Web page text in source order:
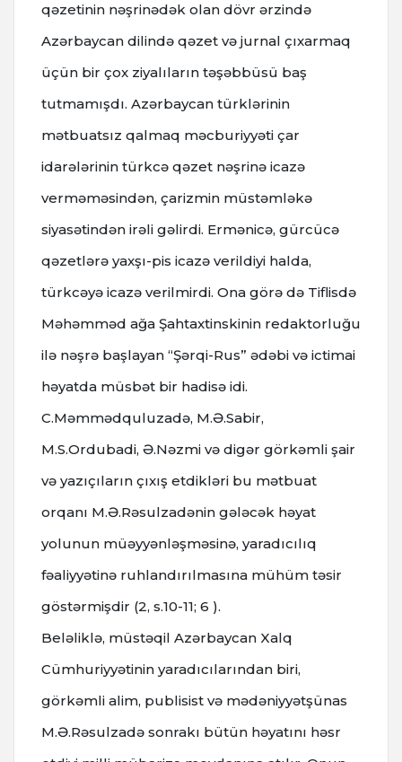
qəzetinin nəşrinədək olan dövr ərzində
Azərbaycan dilində qəzet və jurnal çıxarmaq
üçün bir çox ziyalıların təşəbbüsü baş
tutmamışdı. Azərbaycan türklərinin
mətbuatsız qalmaq məcburiyyəti çar
idarələrinin türkcə qəzet nəşrinə icazə
verməməsindən, çarizmin müstəmləkə
siyasətindən irəli gəlirdi. Ermənicə, gürcücə
qəzetlərə yaxşı-pis icazə verildiyi halda,
türkcəyə icazə verilmirdi. Ona görə də Tiflisdə
Məhəmməd ağa Şahtaxtinskinin redaktorluğu
ilə nəşrə başlayan “Şərqi-Rus” ədəbi və ictimai
həyatda müsbət bir hadisə idi.
C.Məmmədquluzadə, M.Ə.Sabir,
M.S.Ordubadi, Ə.Nəzmi və digər görkəmli şair
və yazıçıların çıxış etdikləri bu mətbuat
orqanı M.Ə.Rəsulzadənin gələcək həyat
yolunun müəyyənləşməsinə, yaradıcılıq
fəaliyyətinə ruhlandırılmasına mühüm təsir
göstərmişdir (2, s.10-11; 6 ).
Beləliklə, müstəqil Azərbaycan Xalq
Cümhuriyyətinin yaradıcılarından biri,
görkəmli alim, publisist və mədəniyyətşünas
M.Ə.Rəsulzadə sonrakı bütün həyatını həsr